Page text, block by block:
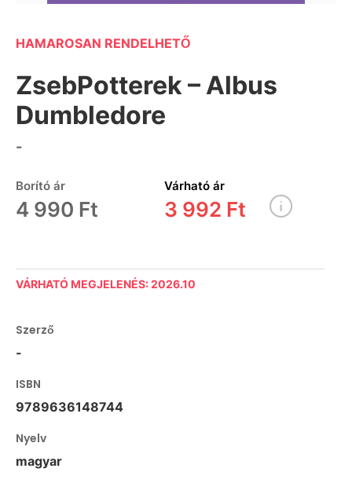
HAMAROSAN RENDELHETŐ
ZsebPotterek – Albus
Dumbledore
-
Borító ár
4 990 Ft
Várható ár
3 992 Ft
VÁRHATÓ MEGJELENÉS: 2026.10
Szerző
-
ISBN
9789636148744
Nyelv
magyar